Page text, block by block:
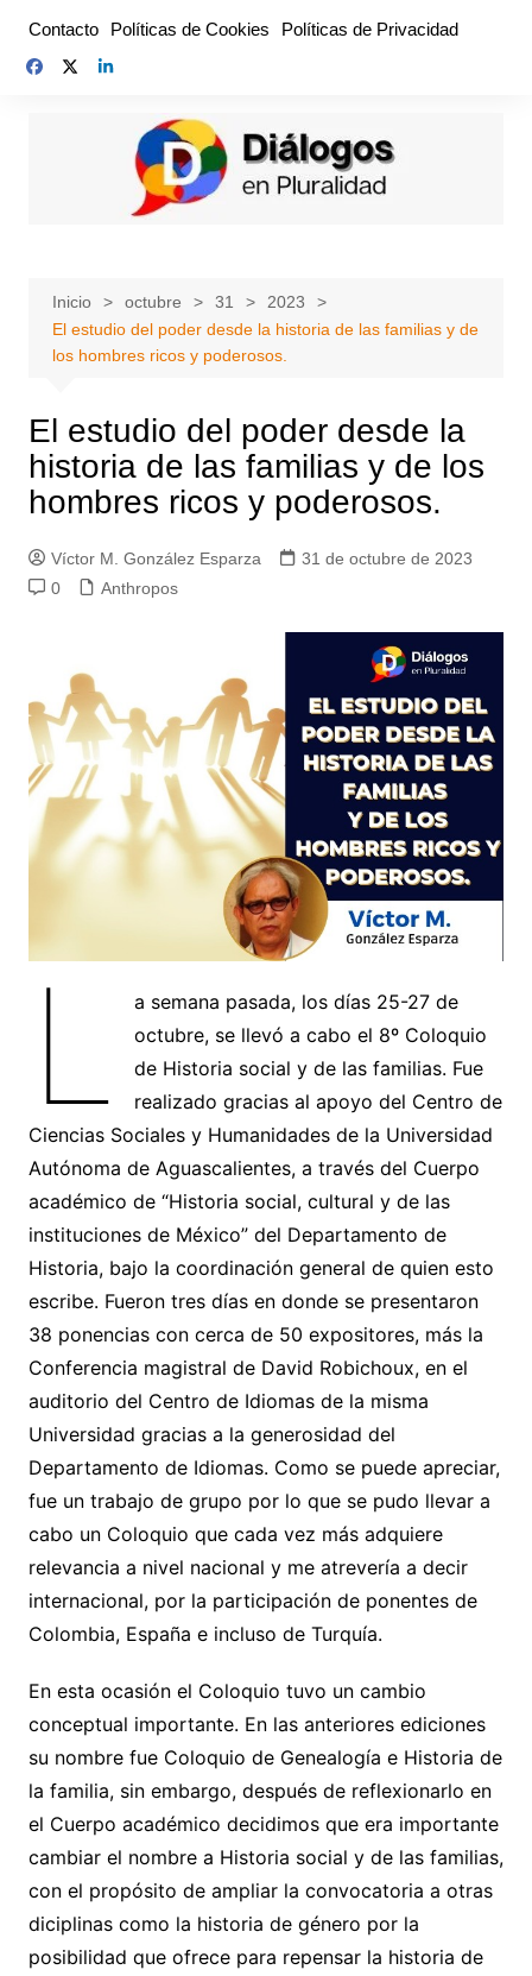
contenido
Contacto Políticas de Cookies Políticas de Privacidad
Inicio octubre 31
2023
El estudio del poder desde la historia de las familias y de
los hombres ricos y poderosos.
El estudio del poder desde la
historia de las familias y de los
hombres ricos y poderosos.
Víctor M. González Esparza
31 de octubre de 2023
0
Anthropos
L
a semana pasada, los días 25-27 de
octubre, se llevó a cabo el 8º Coloquio
de Historia social y de las familias. Fue
realizado gracias al apoyo del Centro de
Ciencias Sociales y Humanidades de la Universidad
Autónoma de Aguascalientes, a través del Cuerpo
académico de “Historia social, cultural y de las
instituciones de México” del Departamento de
Historia, bajo la coordinación general de quien esto
escribe. Fueron tres días en donde se presentaron
38 ponencias con cerca de 50 expositores, más la
Conferencia magistral de David Robichoux, en el
auditorio del Centro de Idiomas de la misma
Universidad gracias a la generosidad del
Departamento de Idiomas. Como se puede apreciar,
fue un trabajo de grupo por lo que se pudo llevar a
cabo un Coloquio que cada vez más adquiere
relevancia a nivel nacional y me atrevería a decir
internacional, por la participación de ponentes de
Colombia, España e incluso de Turquía.
En esta ocasión el Coloquio tuvo un cambio
conceptual importante. En las anteriores ediciones
su nombre fue Coloquio de Genealogía e Historia de
la familia, sin embargo, después de reflexionarlo en
el Cuerpo académico decidimos que era importante
cambiar el nombre a Historia social y de las familias,
con el propósito de ampliar la convocatoria a otras
diciplinas como la historia de género por la
posibilidad que ofrece para repensar la historia de